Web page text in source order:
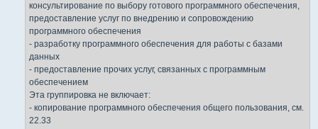
консультирование по выбору готового программного обеспечения,
предоставление услуг по внедрению и сопровождению
программного обеспечения
- разработку программного обеспечения для работы с базами
данных
- предоставление прочих услуг, связанных с программным
обеспечением
Эта группировка не включает:
- копирование программного обеспечения общего пользования, см.
22.33